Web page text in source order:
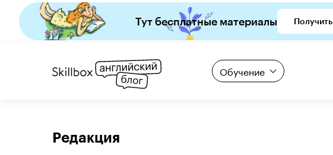
Тут бесплатные материалы Получить
Обучение
Редакция